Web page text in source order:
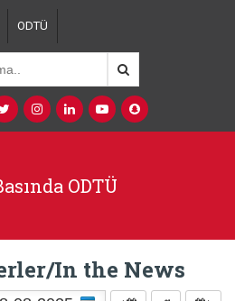
ODTÜ
ODTÜ
In the News